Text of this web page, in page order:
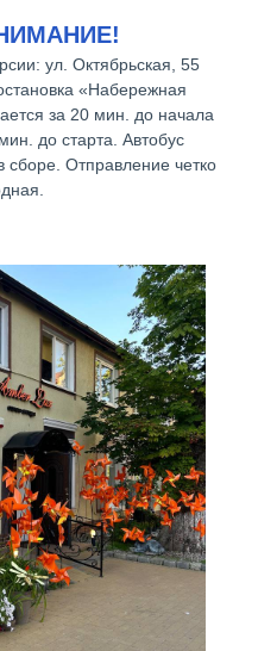
ул. Октябрьская, 55
«Набережная
за 20 мин. до начала
до старта. Автобус
сборе. Отправление четко